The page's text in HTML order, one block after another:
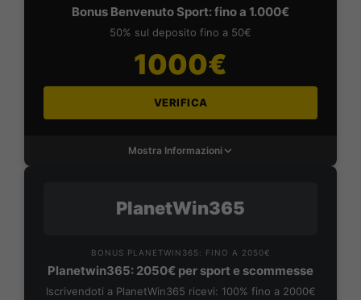
Bonus Benvenuto Sport: fino a 1.000€
50% sul deposito fino a 50€
1000€
VERIFICA
Mostra Informazioni
PlanetWin365
BONUS PLANETWIN365: FINO A 2050€
Planetwin365: 2050€ per sport e scommesse
Iscrivendoti a PlanetWin365 ricevi: 100% fino a 2000€